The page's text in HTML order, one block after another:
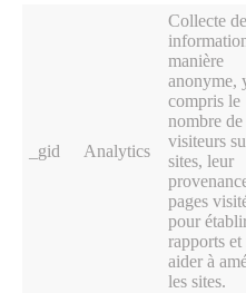
_gid Analytics
Collecte
manière
anonyme,
compris le
nombre de
visiteurs
sites, leur
pages
pour
rapports et
aider à
les sites.